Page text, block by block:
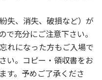
失、消失、破損など）が
で充分にご注意下さい。
れになった方もご入場で
い。コピー・領収書をお
す。予めご了承くださ